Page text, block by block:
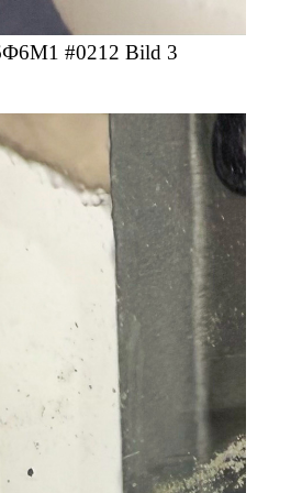
#0212 Bild 3